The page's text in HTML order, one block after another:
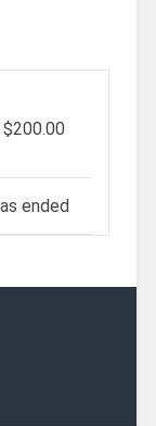
$200.00
ended